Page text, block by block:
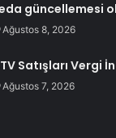
güncellemesi
Ağustos 8, 2026
Satışları Vergi
Ağustos 7, 2026